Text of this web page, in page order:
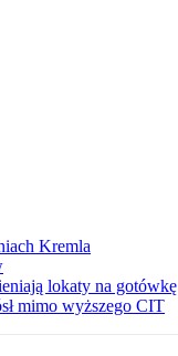
Kremla
lokaty na gotówkę
mimo wyższego CIT